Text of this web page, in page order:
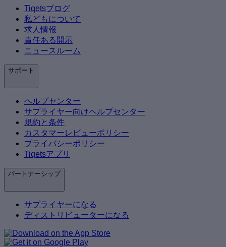
Tiqetsブログ
私どもについて
求人情報
責任ある開示
ニュースルーム
サポート
ヘルプセンター
サプライヤー向けヘルプセンター
規約と条件
カスタマーレビューポリシー
プライバシーポリシー
Tiqetsアプリ
パートナーシップ
サプライヤーになる
ディストリビューターになる